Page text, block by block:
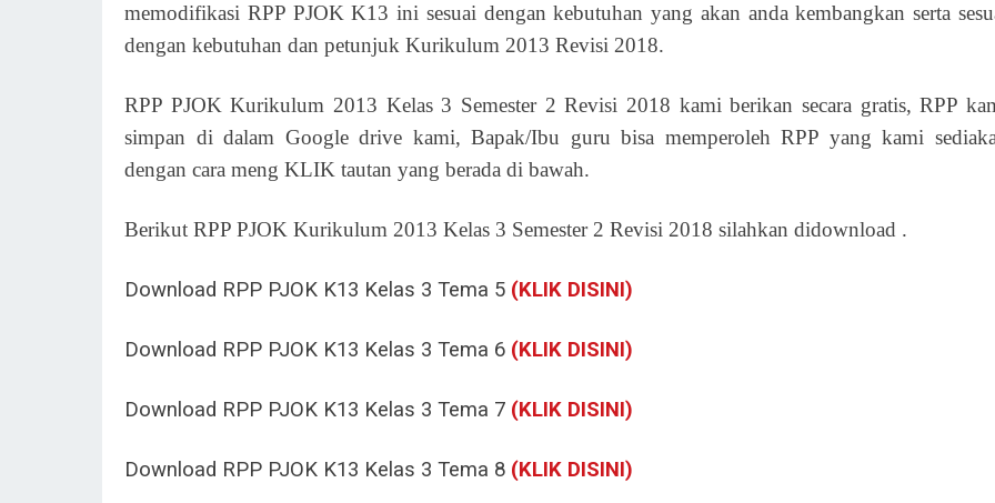
memodifikasi RPP PJOK K13 ini sesuai dengan kebutuhan yang akan anda kembangkan serta
dengan kebutuhan dan petunjuk Kurikulum 2013 Revisi 2018.
RPP PJOK Kurikulum 2013 Kelas 3 Semester 2 Revisi 2018 kami berikan secara gratis, RPP
simpan di dalam Google drive kami, Bapak/Ibu guru bisa memperoleh RPP yang kami
dengan cara meng KLIK tautan yang berada di bawah.
Berikut RPP PJOK Kurikulum 2013 Kelas 3 Semester 2 Revisi 2018 silahkan didownload .
Download RPP PJOK K13 Kelas 3 Tema 5 (KLIK DISINI)
Download RPP PJOK K13 Kelas 3 Tema 6 (KLIK DISINI)
Download RPP PJOK K13 Kelas 3 Tema 7 (KLIK DISINI)
Download RPP PJOK K13 Kelas 3 Tema 8 (KLIK DISINI)